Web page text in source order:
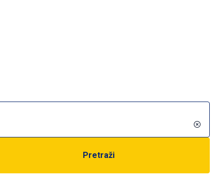
Pretraži